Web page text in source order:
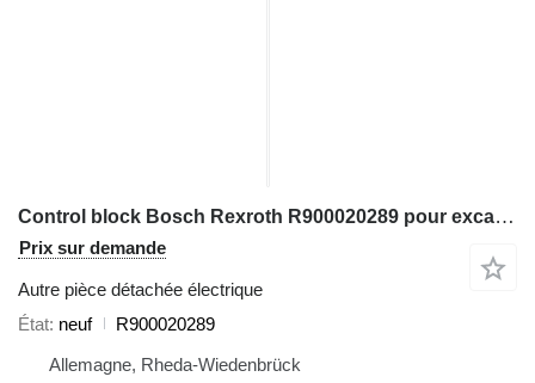
Control block Bosch Rexroth R900020289 pour excavateur
Prix sur demande
Autre pièce détachée électrique
État neuf
R900020289
Allemagne, Rheda-Wiedenbrück